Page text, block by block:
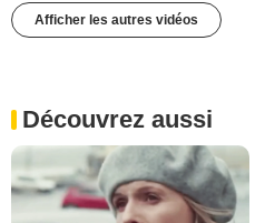
Afficher les autres vidéos
Découvrez aussi